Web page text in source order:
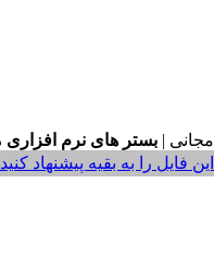
مجانی |
این فایل را به بقیه پیشنهاد کنید